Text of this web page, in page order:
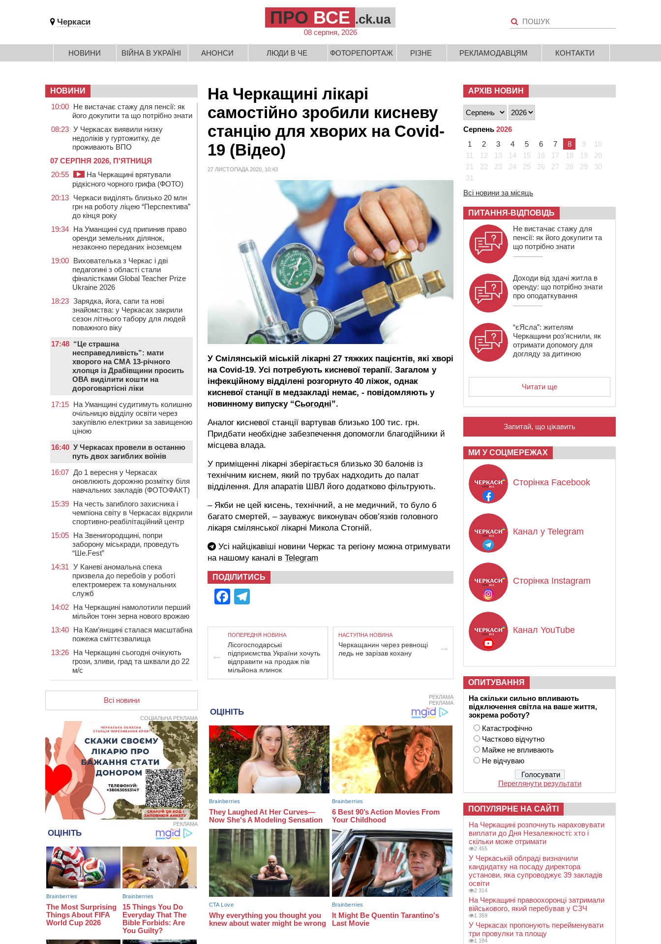
Черкаси ПРО ВСЕ .ck.ua
08 серпня, 2026
НОВИНИ ВІЙНА В УКРАЇНІ АНОНСИ ЛЮДИ В ЧЕ ФОТОРЕПОРТАЖ РІЗНЕ РЕКЛАМОДАВЦЯМ КОНТАКТИ
На Черкащині лікарі
самостійно зробили кисневу
станцію для хворих на Covid-
19 (Відео)
27 ЛИСТОПАДА 2020, 10:43
У Смілянській міській лікарні 27 тяжких пацієнтів, які хворі
на Covid-19. Усі потребують кисневої терапії. Загалом у
інфекційному відділені розгорнуто 40 ліжок, однак
кисневої станції в медзакладі немає, - повідомляють у
новинному випуску “Сьогодні”.
Аналог кисневої станції вартував близько 100 тис. грн.
Придбати необхідне забезпечення допомогли благодійники й
місцева влада.
У приміщенні лікарні зберігається близько 30 балонів із
технічним киснем, який по трубах надходить до палат
відділення. Для апаратів ШВЛ його додатково фільтрують.
– Якби не цей кисень, технічний, а не медичний, то було б
багато смертей, – зауважує виконувач обов’язків головного
лікаря смілянської лікарні Микола Стогній.
Усі найцікавіші новини Черкас та регіону можна отримувати
на нашому каналі в Telegram
ПОДІЛИТИСЬ
Facebook
ПОПЕРЕДНЯ НОВИНА
Лісогосподарські
підприємства України хочуть
відправити на продаж пів
мільйона ялинок
НАСТУПНА НОВИНА
Черкащанин через ревнощі
ледь не зарізав кохану
РЕКЛАМА
РЕКЛАМА
НОВИНИ
10:00 Не вистачає стажу для пенсії: як
його докупити та що потрібно знати
08:23 У Черкасах виявили низку
недоліків у гуртожитку, де
проживають ВПО
07 СЕРПНЯ 2026, П'ЯТНИЦЯ
20:55
На Черкащині врятували
рідкісного чорного грифа (ФОТО)
20:13 Черкаси виділять близько 20 млн
грн на роботу ліцею “Перспектива”
до кінця року
19:34 На Уманщині суд припинив право
оренди земельних ділянок,
незаконно переданих іноземцем
19:00 Вихователька з Черкас і дві
педагогині з області стали
фіналістками Global Teacher Prize
Ukraine 2026
18:23 Зарядка, йога, сапи та нові
знайомства: у Черкасах закрили
сезон літнього табору для людей
поважного віку
17:48 “Це страшна
несправедливість”: мати
хворого на СМА 13-річного
хлопця із Драбівщини просить
ОВА виділити кошти на
дороговартісні ліки
17:15 На Уманщині судитимуть колишню
очільницю відділу освіти через
закупівлю електрики за завищеною
ціною
16:40 У Черкасах провели в останню
путь двох загиблих воїнів
16:07 До 1 вересня у Черкасах
оновлюють дорожню розмітку біля
навчальних закладів (ФОТОФАКТ)
15:39 На честь загиблого захисника і
чемпіона світу в Черкасах відкрили
спортивно-реабілітаційний центр
15:05 На Звенигородщині, попри
заборону міськради, проведуть
“Ше.Fest”
14:31 У Каневі аномальна спека
призвела до перебоїв у роботі
електромереж та комунальних
служб
14:02 На Черкащині намолотили перший
мільйон тонн зерна нового врожаю
13:40 На Кам’янщині сталася масштабна
пожежа сміттєзвалища
13:26 На Черкащині сьогодні очікують
грози, зливи, град та шквали до 22
м/с
12:15 У центрі Черкас не поділили
дорогу водії двох ВАЗів
11:29
У Черкасах до середини серпня
обмежать рух транспорту на трьох
вулицях
10:54
На Черкащині кількість укриттів
збільшилась уп’ятеро з початку
повномасштабної війни
10:15
У Черкасах водій Audi Q5
спричинив аварію, не пропустивши
09:42
“Черкасиводоканал” пропонує
підвищити тарифи на воду та
водовідведення з 2027 року
09:08 Встановити гойдалки, карусель і
закупити іграшки: у Черкасах
дитсадку
08:22 “На щиті” у Чорнобаївську
громаду повертається полеглий
біля Кліщіївки воїн
Всі новини
СОЦІАЛЬНА РЕКЛАМА
РЕКЛАМА
АРХІВ НОВИН
Серпень 2026
1
2 3 4 5 6 7 8 9
10
11
12 13 14 15 16 17 18 19
20
21
22 23 24 25 26 27 28 29
30
31
Всі новини за місяць
ПИТАННЯ-ВІДПОВІДЬ
Не вистачає стажу для
пенсії: як його докупити та
що потрібно знати
Доходи від здачі житла в
оренду: що потрібно знати
про оподаткування
“єЯсла”: жителям
Черкащини роз’яснили, як
отримати допомогу для
догляду за дитиною
Читати ще
Запитай, що цікавить
МИ У СОЦМЕРЕЖАХ
Сторінка Facebook
Канал у Telegram
Сторінка Instagram
Канал YouTube
ОПИТУВАННЯ
На скільки сильно впливають
відключення світла на ваше життя,
зокрема роботу?
Катастрофічно
Частково відчутно
Майже не впливають
Не відчуваю
Переглянути результати
ПОПУЛЯРНЕ НА САЙТІ
На Черкащині розпочнуть нараховувати
виплати до Дня Незалежності: хто і
скільки може отримати
2 455
У Черкаській облраді визначили
кандидатку на посаду директора
установи, яка супроводжує 39 закладів
освіти
2 314
На Черкащині правоохоронці затримали
військового, який перебував у СЗЧ
1 359
У Черкасах пропонують перейменувати
три провулки та площу
1 184